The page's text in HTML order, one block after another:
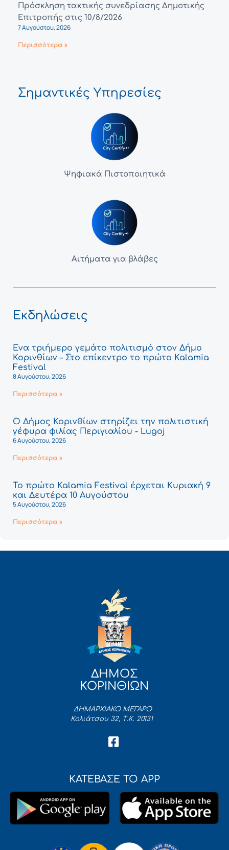
Πρόσκληση τακτικής συνεδρίασης Δημοτικής
Επιτροπής στις 10/8/2026
7 Αυγούστου, 2026
Περισσότερα »
Σημαντικές Υπηρεσίες
Ψηφιακά Πιστοποιητικά
Αιτήματα για βλάβες
Εκδηλώσεις
Ένα τριήμερο γεμάτο πολιτισμό στον Δήμο
Κορινθίων – Στο επίκεντρο το πρώτο Kalamia
Festival
8 Αυγούστου, 2026
Περισσότερα »
Ο Δήμος Κορινθίων στηρίζει την πολιτιστική
γέφυρα φιλίας Περιγιαλίου - Lugoj
6 Αυγούστου, 2026
Περισσότερα »
Το πρώτο Kalamia Festival έρχεται Κυριακή 9
και Δευτέρα 10 Αυγούστου
5 Αυγούστου, 2026
Περισσότερα »
ΔΗΜΟΣ
ΚΟΡΙΝΘΙΩΝ
ΔΗΜΑΡΧΙΑΚΟ ΜΕΓΑΡΟ
Κολιάτσου 32, Τ.Κ. 20131
ΚΑΤΕΒΑΣΕ ΤΟ APP